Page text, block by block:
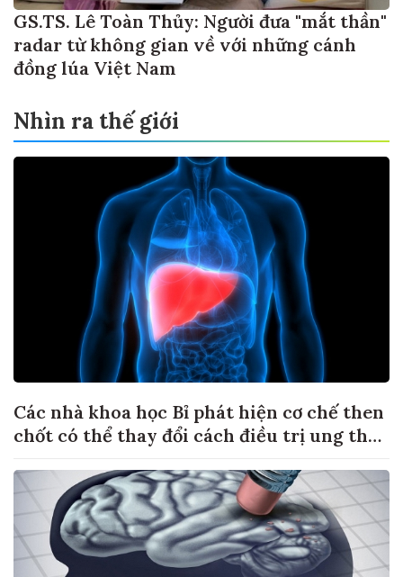
GS.TS. Lê Toàn Thủy: Người đưa "mắt thần"
radar từ không gian về với những cánh
đồng lúa Việt Nam
Nhìn ra thế giới
Các nhà khoa học Bỉ phát hiện cơ chế then
chốt có thể thay đổi cách điều trị ung thư